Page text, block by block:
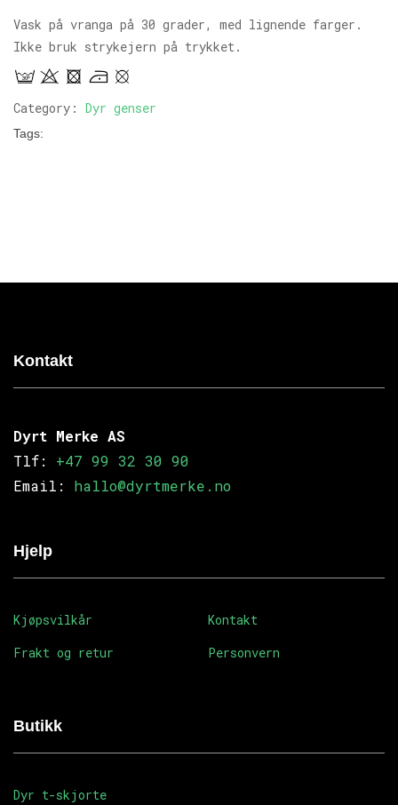
Vask på vranga på 30 grader, med lignende farger.
Ikke bruk strykejern på trykket.
Category: Dyr genser
Tags:
Kontakt
Dyrt Merke AS
Tlf: +47 99 32 30 90
Email: hallo@dyrtmerke.no
Hjelp
Kjøpsvilkår
Frakt og retur
Kontakt
Personvern
Butikk
Dyr t-skjorte